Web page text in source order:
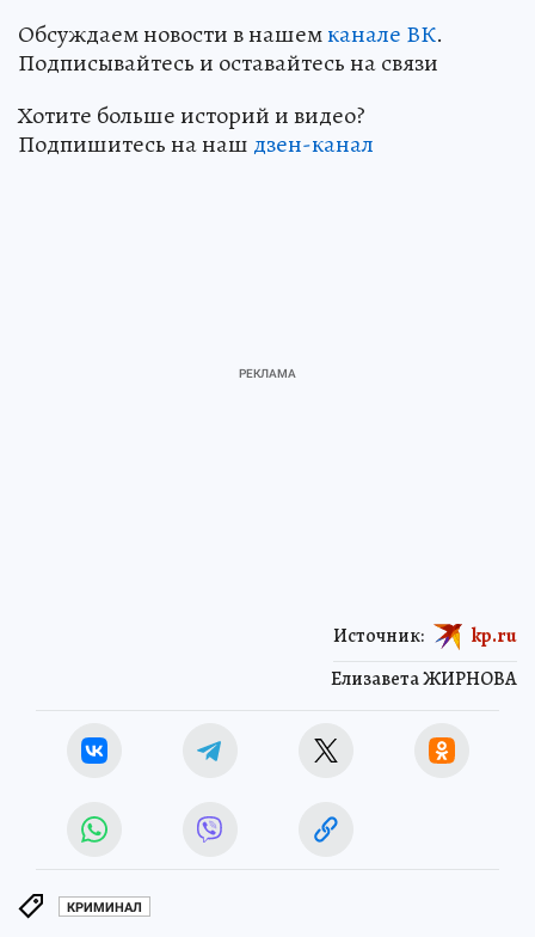
Обсуждаем новости в нашемканале ВК.
Подписывайтесь и оставайтесь на связи
Хотите больше историй и видео?
Подпишитесь на наш дзен-канал
Елизавета ЖИРНОВА
Источник: kp.ru
КРИМИНАЛ